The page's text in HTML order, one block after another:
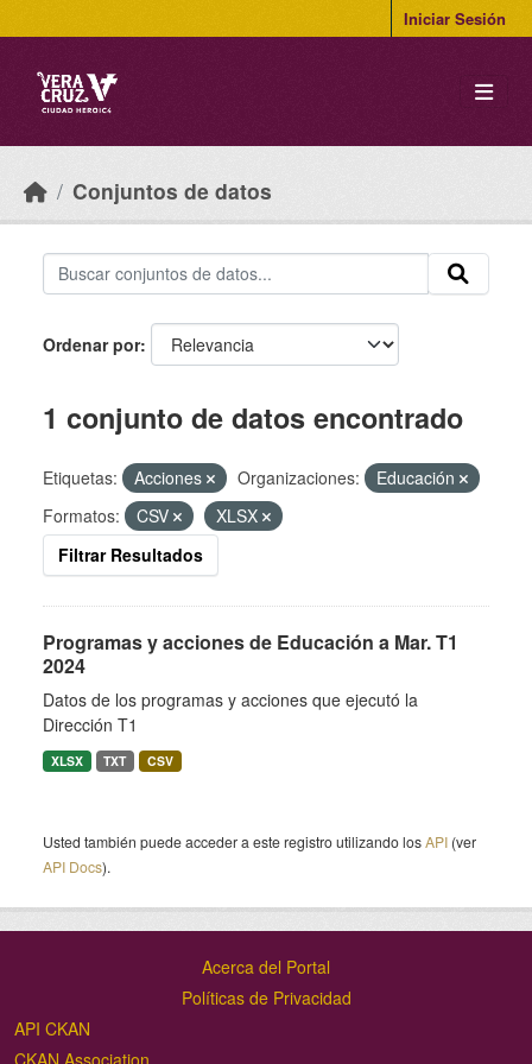
Iniciar Sesión
Conjuntos de datos
Ordenar por
1 conjunto de datos encontrado
Etiquetas: Acciones Organizaciones:
Educación
Formatos:
CSV
XLSX
Filtrar Resultados
Programas y acciones de Educación a Mar. T1
2024
Datos de los programas y acciones que ejecutó la
Dirección T1
XLSX TXT CSV
Usted también puede acceder a este registro utilizando losAPI (ver
API Docs).
Acerca del Portal
Políticas de Privacidad
API CKAN
CKAN Association